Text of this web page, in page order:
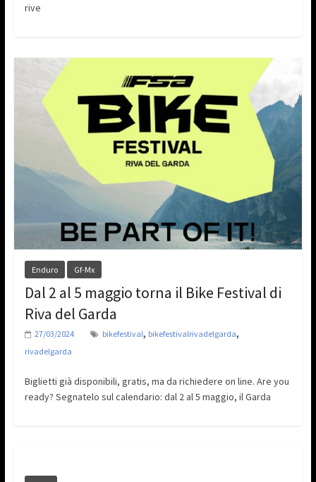
rive
Enduro Gf-Mx
Dal 2 al 5 maggio torna il Bike Festival di
Riva del Garda
27/03/2024 bikefestival, bikefestivalrivadelgarda,
rivadelgarda
Biglietti già disponibili, gratis, ma da richiedere on line. Are you
ready? Segnatelo sul calendario: dal 2 al 5 maggio, il Garda